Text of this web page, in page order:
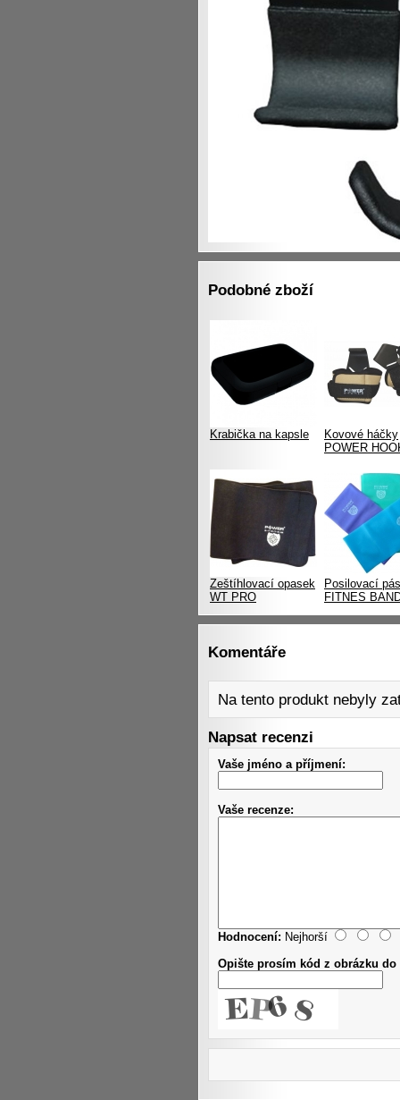
Podobné zboží
Krabička na kapsle
Kovové háčky
POWER
Zeštíhlovací opasek
WT PRO
Posilovací
FITNES
Komentáře
Na tento produkt nebyly
Napsat recenzi
Vaše jméno a příjmení:
Vaše recenze:
Hodnocení: Nejhorší
Opište prosím kód z obrázku do